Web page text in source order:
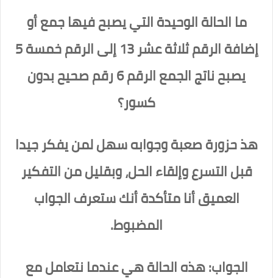
ما الحالة الوحيدة التي يصبح فيها جمع أو
إضافة الرقم ثلاثة عشر 13 إلى الرقم خمسة 5
يصبح ناتج الجمع الرقم 6 رقم صحيح بدون
كسور؟
هذ حزورة صعبة وجوابه سهل لمن يفكر جيدا
قبل التسرع وإلقاء الحل، وبقليل من التفكير
العميق أنا متأكدة أنك ستعرف الجواب
المضبوط.
الجواب: هذه الحالة هي عندما نتعامل مع